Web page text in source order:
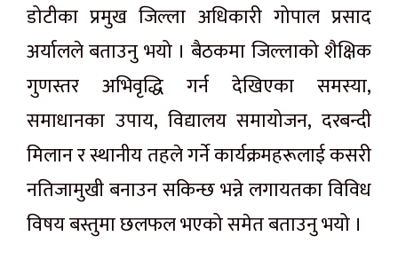
डोटीका प्रमुख जिल्ला अधिकारी गोपाल प्रसाद
अर्यालले बताउनु भयो । बैठकमा जिल्लाको शैक्षिक
गुणस्तर अभिवृद्धि गर्न देखिएका समस्या,
समाधानका उपाय, विद्यालय समायोजन, दरबन्दी
मिलान र स्थानीय तहले गर्ने कार्यक्रमहरूलाई कसरी
नतिजामुखी बनाउन सकिन्छ भन्ने लगायतका विविध
विषय बस्तुमा छलफल भएको समेत बताउनु भयो ।